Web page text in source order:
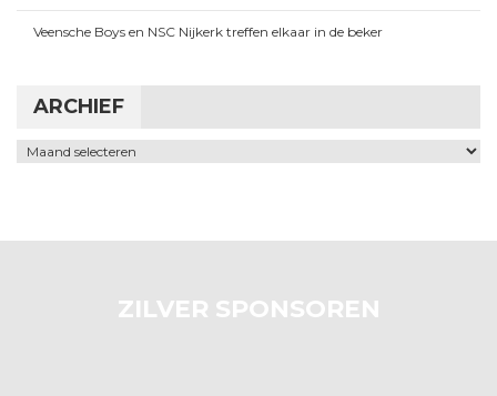
Veensche Boys en NSC Nijkerk treffen elkaar in de beker
ARCHIEF
Archief
ZILVER SPONSOREN